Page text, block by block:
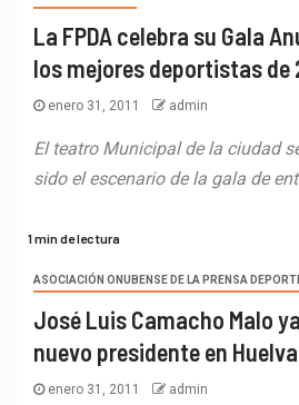
La FPDA celebra su Gala
los mejores deportistas de
enero 31, 2011 admin
El teatro Municipal de la ciudad
sido el escenario de la gala de
1 min de lectura
ASOCIACIÓN ONUBENSE DE LA PRENSA
José Luis Camacho Malo
nuevo presidente en Huelva
enero 31, 2011 admin